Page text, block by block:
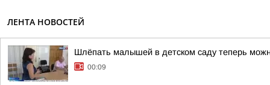
ЛЕНТА НОВОСТЕЙ
Шлёпать малышей в детском саду теперь
00:09